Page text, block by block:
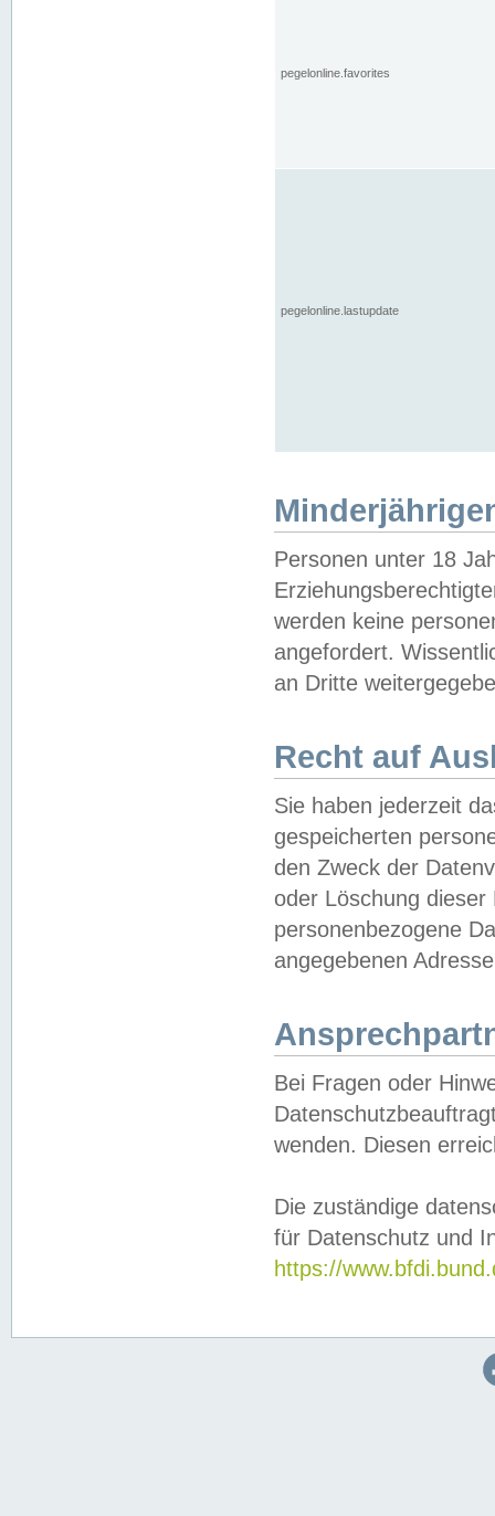
pegelonline.favorites
pegelonline.lastupdate
Personen unter 18
werden keine
angefordert.
an Dritte
Recht auf
Sie haben jederzeit
gespeicherten
den Zweck der
oder Löschung
personenbezogene
angegebenen
Bei Fragen oder
wenden. Diesen
Die zuständige
für Datenschutz und
https://